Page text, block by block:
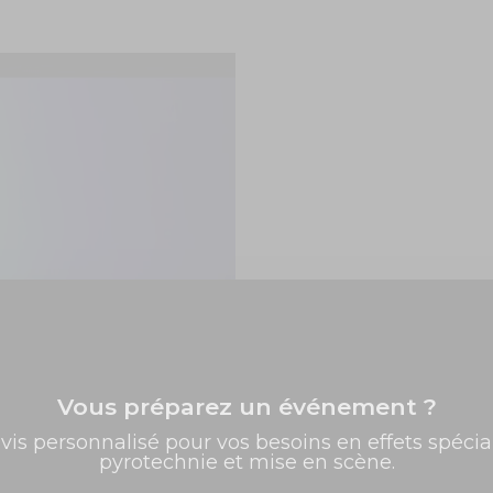
✨ -5% de bienvenue
Promos exclusives, nouveautés, idées créatives... Inscrivez-
vous à la newsletter et faites briller vos évènements au
Vous préparez un événement ?
personnalisé pour vos besoins en effets
pyrotechnie et mise en scène.